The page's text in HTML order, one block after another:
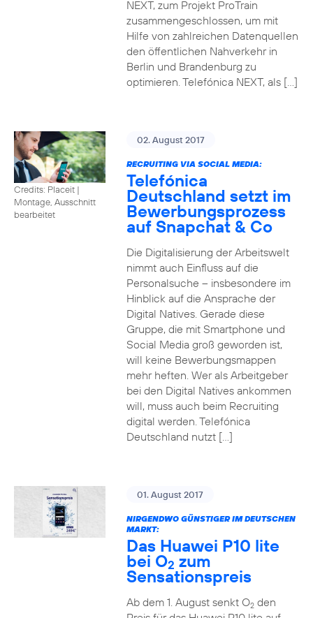
NEXT, zum Projekt ProTrain
zusammengeschlossen, um mit
Hilfe von zahlreichen Datenquellen
den öffentlichen Nahverkehr in
Berlin und Brandenburg zu
optimieren. Telefónica NEXT, als […]
Credits: Placeit |
Montage, Ausschnitt
bearbeitet
02. August 2017
RECRUITING VIA SOCIAL MEDIA:
Telefónica
Deutschland setzt im
Bewerbungsprozess
auf Snapchat & Co
Die Digitalisierung der Arbeitswelt
nimmt auch Einfluss auf die
Personalsuche – insbesondere im
Hinblick auf die Ansprache der
Digital Natives. Gerade diese
Gruppe, die mit Smartphone und
Social Media groß geworden ist,
will keine Bewerbungsmappen
mehr heften. Wer als Arbeitgeber
bei den Digital Natives ankommen
will, muss auch beim Recruiting
digital werden. Telefónica
Deutschland nutzt […]
01. August 2017
NIRGENDWO GÜNSTIGER IM DEUTSCHEN
MARKT:
Das Huawei P10 lite
bei O2 zum
Sensationspreis
Ab dem 1. August senkt O2den